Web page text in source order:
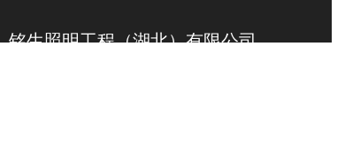
铭生照明工程（湖北）有限公司